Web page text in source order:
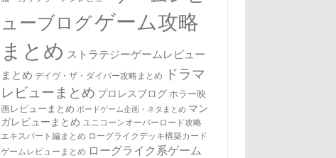
ューブログゲーム攻略
まとめ ストラテジーゲームレビュー
まとめ デイヴ・ザ・ダイバー攻略まとめ
ドラマ
レビューまとめ プロレスブログ ホラー映
画レビューまとめ ボードゲーム企画・ネタまとめ マン
ガレビューまとめ ユニコーンオーバーロード攻略
エキスパート編まとめ ローグライクデッキ構築カード
ゲームレビューまとめ ローグライク系ゲーム